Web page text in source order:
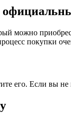
можно
покупки
его. Если вы